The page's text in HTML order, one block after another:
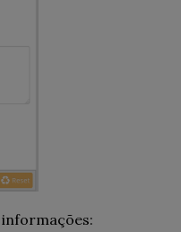
informações: